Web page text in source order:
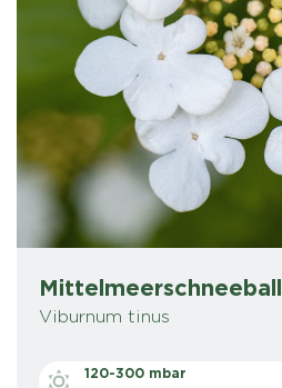
Mittelmeerschneeball
Viburnum tinus
120-300 mbar